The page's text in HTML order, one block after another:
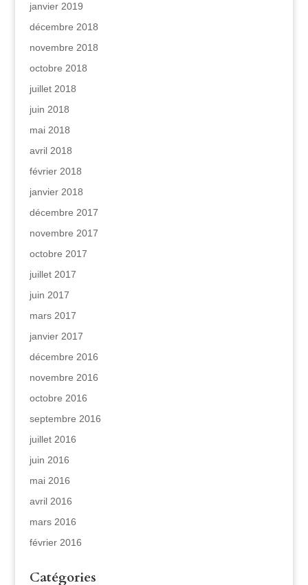
janvier 2019
décembre 2018
novembre 2018
octobre 2018
juillet 2018
juin 2018
mai 2018
avril 2018
février 2018
janvier 2018
décembre 2017
novembre 2017
octobre 2017
juillet 2017
juin 2017
mars 2017
janvier 2017
décembre 2016
novembre 2016
octobre 2016
septembre 2016
juillet 2016
juin 2016
mai 2016
avril 2016
mars 2016
février 2016
Catégories